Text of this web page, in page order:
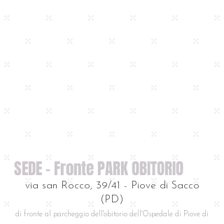
SEDE - Fronte PARK OBITORIO
via san Rocco, 39/41 - Piove di Sacco
(PD)
di fronte al parcheggio dell'obitorio dell'Ospedale di Piove di